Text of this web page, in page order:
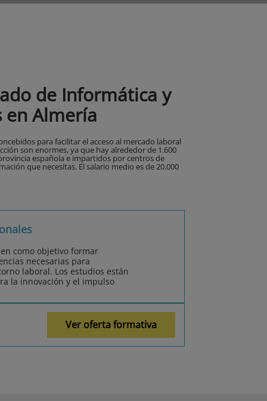
de Informática y
en Almería
para facilitar el acceso al mercado laboral
son enormes, ya que hay alrededor de 1.600
española e impartidos por centros de
que necesitas. El salario medio es de 20.000
como objetivo formar
necesarias para
laboral. Los estudios están
la innovación y el impulso
Ver oferta formativa